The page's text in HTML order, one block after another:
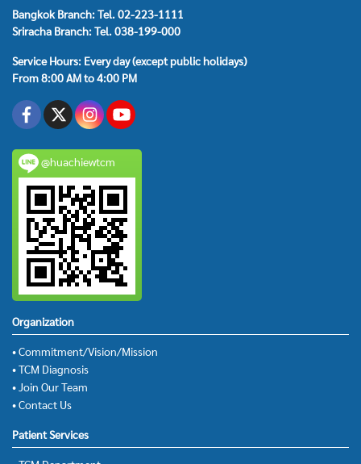
Bangkok Branch: Tel. 02-223-1111
Sriracha Branch: Tel. 038-199-000
Service Hours: Every day (except public holidays)
From 8:00 AM to 4:00 PM
@huachiewtcm
Organization
• Commitment/Vision/Mission
• TCM Diagnosis
• Join Our Team
• Contact Us
Patient Services